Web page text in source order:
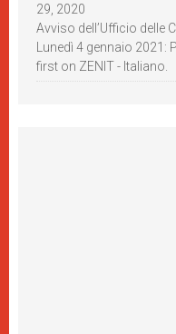
29, 2020
Avviso dell’Ufficio delle
Lunedì 4 gennaio
first on ZENIT - Italiano.